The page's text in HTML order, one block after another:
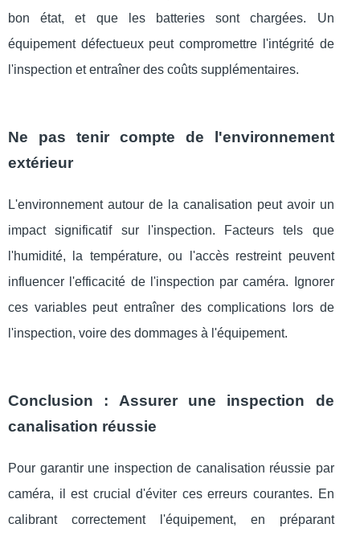
bon état, et que les batteries sont chargées. Un
équipement défectueux peut compromettre l'intégrité de
l'inspection et entraîner des coûts supplémentaires.
Ne pas tenir compte de l'environnement
extérieur
L'environnement autour de la canalisation peut avoir un
impact significatif sur l'inspection. Facteurs tels que
l'humidité, la température, ou l'accès restreint peuvent
influencer l'efficacité de l'inspection par caméra. Ignorer
ces variables peut entraîner des complications lors de
l'inspection, voire des dommages à l'équipement.
Conclusion : Assurer une inspection de
canalisation réussie
Pour garantir une inspection de canalisation réussie par
caméra, il est crucial d'éviter ces erreurs courantes. En
calibrant correctement l'équipement, en préparant